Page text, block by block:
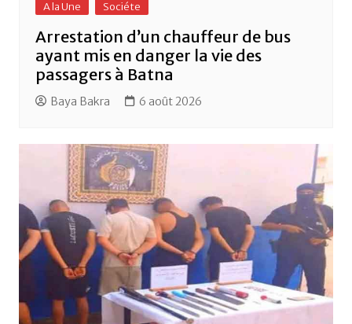
A la Une Sociéte
Arrestation d’un chauffeur de bus
ayant mis en danger la vie des
passagers à Batna
Baya Bakra 6 août 2026